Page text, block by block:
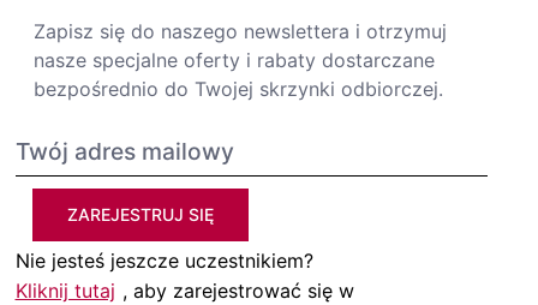
Zapisz się do naszego newslettera i otrzymuj
nasze specjalne oferty i rabaty dostarczane
bezpośrednio do Twojej skrzynki odbiorczej.
ZAREJESTRUJ SIĘ
Nie jesteś jeszcze uczestnikiem?
Kliknij tutaj , aby zarejestrować się w